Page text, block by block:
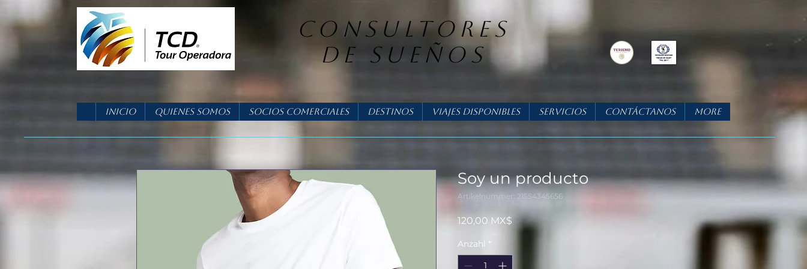
consultores
DE SUEÑOS
Soy un producto
Artikelnummer: 21554345656
120,00 MX$ Preis
Anzahl *
Inicio Quienes Somos Socios Comerciales Destinos Viajes Disponibles Servicios Contáctanos More